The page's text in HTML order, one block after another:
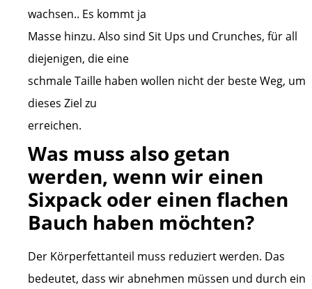
wachsen.. Es kommt ja
Masse hinzu. Also sind Sit Ups und Crunches, für all
diejenigen, die eine
schmale Taille haben wollen nicht der beste Weg, um
dieses Ziel zu
erreichen.
Was muss also getan
werden, wenn wir einen
Sixpack oder einen flachen
Bauch haben möchten?
Der Körperfettanteil muss reduziert werden. Das
bedeutet, dass wir abnehmen müssen und durch ein